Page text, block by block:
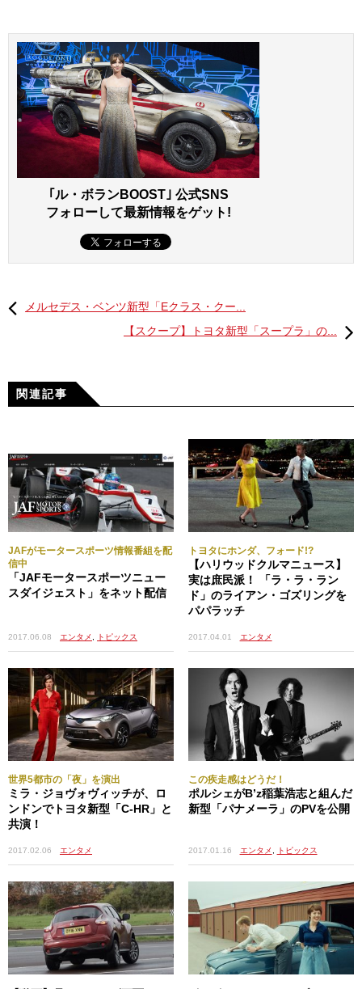
日産ローグは日産エクストレイルの兄弟車にあたる北米市
場モデルで、2016年9月に最新の2017年モデルを発表。今
回、展示された特別試乗車「Rogue One Star Wars Limited
Edition」は、スターウォーズ・シリーズのスピンオフ的作
品の『ローグ・ワン/スター・ウォーズ・ストーリー』との
タイアップで企画されたモデルで、5400台のみの限定販売
となる。
なお、『ローグ・ワン/スター・ウォーズ・ストーリー』
は、日本では12月16日から公開される。
｢ル・ボランBOOST｣ 公式SNS
フォローして最新情報をゲット!
メルセデス・ベンツ新型「Eクラス・クー...
【スクープ】トヨタ新型「スープラ」の...
関連記事
JAFがモータースポーツ情報番組を配
信中
「JAFモータースポーツニュー
スダイジェスト」をネット配信
2017.06.08 エンタメ トピックス
トヨタにホンダ、フォード!?
【ハリウッドクルマニュース】
実は庶民派！ 「ラ・ラ・ラン
ド」のライアン・ゴズリングを
パパラッチ
2017.04.01 エンタメ
世界5都市の「夜」を演出
ミラ・ジョヴォヴィッチが、ロ
ンドンでトヨタ新型「C-HR」と
共演！
2017.02.06 エンタメ
この疾走感はどうだ！
ポルシェがB’z稲葉浩志と組んだ
新型「パナメーラ」のPVを公開
2017.01.16 エンタメ トピックス